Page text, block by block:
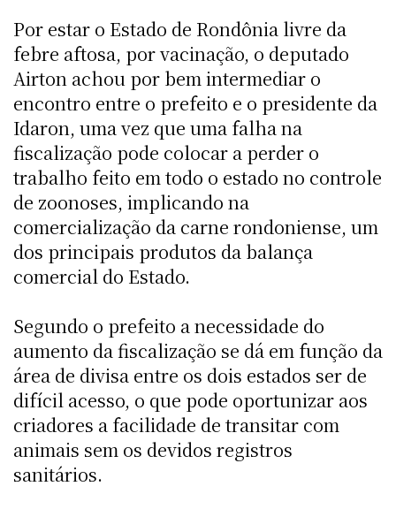
Por estar o Estado de Rondônia livre da
febre aftosa, por vacinação, o deputado
Airton achou por bem intermediar o
encontro entre o prefeito e o presidente da
Idaron, uma vez que uma falha na
fiscalização pode colocar a perder o
trabalho feito em todo o estado no controle
de zoonoses, implicando na
comercialização da carne rondoniense, um
dos principais produtos da balança
comercial do Estado.
Segundo o prefeito a necessidade do
aumento da fiscalização se dá em função da
área de divisa entre os dois estados ser de
difícil acesso, o que pode oportunizar aos
criadores a facilidade de transitar com
animais sem os devidos registros
sanitários.